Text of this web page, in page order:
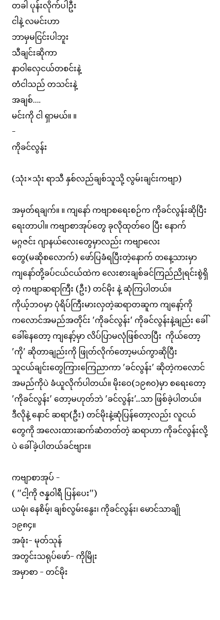
တခါ ပုန်းလိုက်ပါဦး
ငါနဲ့ လမင်းဟာ
ဘာမှမငြင်းပါဘူး
သီချင်းဆိုကာ
နာဝါလှေငယ်တစင်းနဲ့
တံငါသည် တသင်းနဲ့
အချစ်….
မင်းကို ငါ ရှာမယ်။ ။
-
ကိုခင်လွန်း
(သုံး×သုံး ရာသီ နှစ်လည်ချစ်သူသို့ လွမ်းချင်းကဗျာ)
အမှတ်ရချက်။ ။ ကျနော် ကဗျာစရေးစဉ်က ကိုခင်လွန်းဆိုပြီး
ရေးတာပါ။ ကဗျာစာအုပ်တွေ ခုလိုထုတ်ဝေ ပြီး နောက်
မဂ္ဂဇင်း ဂျာနယ်လေးတွေမှာလည်း ကဗျာလေး
တွေ(မဆိုစလောက်) ဖော်ပြခံရပြီးတဲ့နောက် တနေ့သားမှာ
ကျနော်တို့ခပ်ငယ်ငယ်ထဲက လေးစားချစ်ခင်ကြည်ညိုရင်းစွဲရှိ
တဲ့ ကဗျာဆရာကြီး (ဦး) တင်မိုး နဲ့ ဆုံကြပါတယ်။
ကိုယ့်ဘဝမှာ ပုံရိပ်ကြီးမားလှတဲ့ဆရာတဆူက ကျနော့်ကို
ကလောင်အမည်အတိုင်း 'ကိုခင်လွန်း' ကိုခင်လွန်းနဲ့ချည်း ခေါ်
ခေါ်နေတော့ ကျနော့်မှာ လိပ်ပြာမလုံဖြစ်လာပြီး ကိုယ်တော့
'ကို' ဆိုတာချည်းကို ဖြုတ်လိုက်တော့မယ်ကွာဆိုပြီး
သူငယ်ချင်းတွေကြားကြေညာကာ 'ခင်လွန်း' ဆိုတဲ့ကလောင်
အမည်ကိုပဲ ခံယူလိုက်ပါတယ်။ မိုးဝေ(၁၉၈၀)မှာ စရေးတော့
'ကိုခင်လွန်း' တော့မဟုတ်ဘဲ 'ခင်လွန်း'...သာ ဖြစ်ခဲ့ပါတယ်။
ဒီလိုနဲ့ နောင် ဆရာ(ဦး) တင်မိုးနဲ့ဆုံပြန်တော့လည်း လူငယ်
တွေကို အလေးထားဆက်ဆံတတ်တဲ့ ဆရာဟာ ကိုခင်လွန်းလို့
ပဲ ခေါ်ခဲ့ပါတယ်ခင်ဗျား။
ကဗျာစာအုပ် -
( ''ငါ့ကို ဇန္နဝါရီ ပြန်ပေး'')
ယမုံ၊ နေစိမ့်၊ ချစ်လွမ်းနွေး၊ ကိုခင်လွန်း၊ မောင်သာချို
၁၉၈၄။
အဖုံး- မုတ်သုန်
အတွင်းသရုပ်ဖော်- ကိုမြိုး
အမှာစာ - တင်မိုး